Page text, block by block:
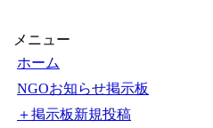
メニュー
ホーム
NGOお知らせ掲示板
＋掲示板新規投稿